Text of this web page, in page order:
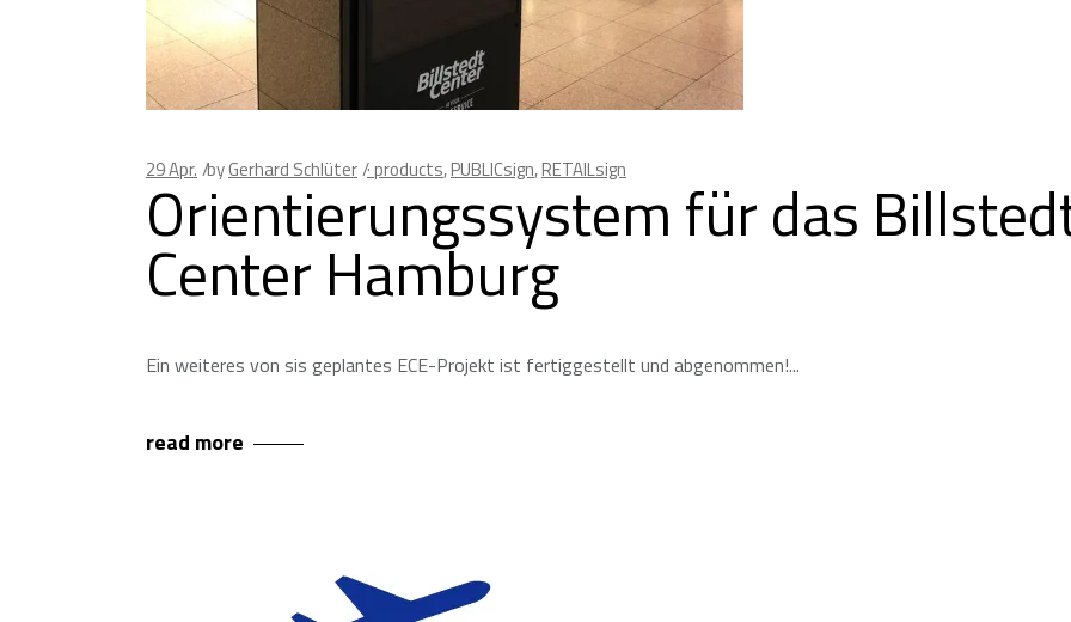
29Apr. byGerhard Schlüter · products,PUBLICsign,RETAILsign
Orientierungssystem für das
Center Hamburg
Ein weiteres von sis geplantes ECE-Projekt ist fertiggestellt und abgenommen!
read more